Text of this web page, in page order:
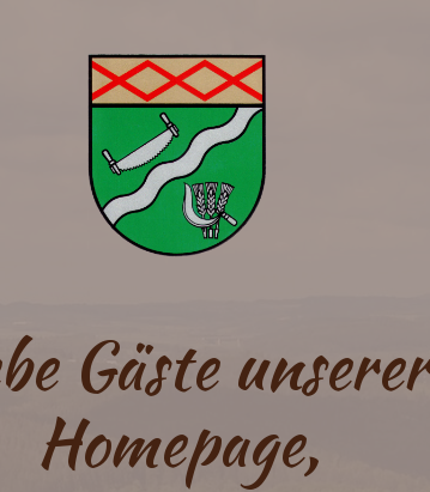
Gäste unserer
Homepage,